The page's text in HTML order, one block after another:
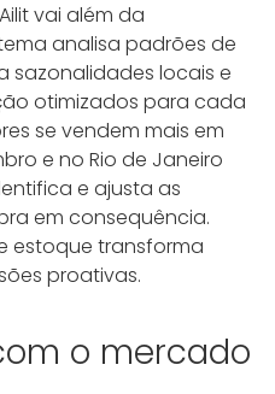
vai além da
analisa padrões de
sazonalidades locais e
otimizados para cada
se vendem mais em
e no Rio de Janeiro
e ajusta as
em consequência.
estoque transforma
proativas.
o mercado